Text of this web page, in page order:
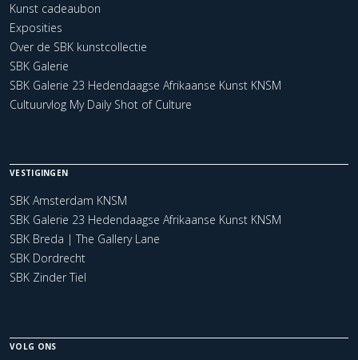
Kunst cadeaubon
Exposities
Over de SBK kunstcollectie
SBK Galerie
SBK Galerie 23 Hedendaagse Afrikaanse Kunst KNSM
Cultuurvlog My Daily Shot of Culture
VESTIGINGEN
SBK Amsterdam KNSM
SBK Galerie 23 Hedendaagse Afrikaanse Kunst KNSM
SBK Breda | The Gallery Lane
SBK Dordrecht
SBK Zinder Tiel
VOLG ONS